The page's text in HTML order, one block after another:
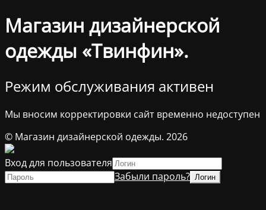
Магазин дизайнерской
одежды «Твинфин».
Режим обслуживания активен
Мы вносим корректировки сайт временно недоступен
© Магазин дизайнерской одежды. 2026
Вход для пользователя
Забыли пароль?